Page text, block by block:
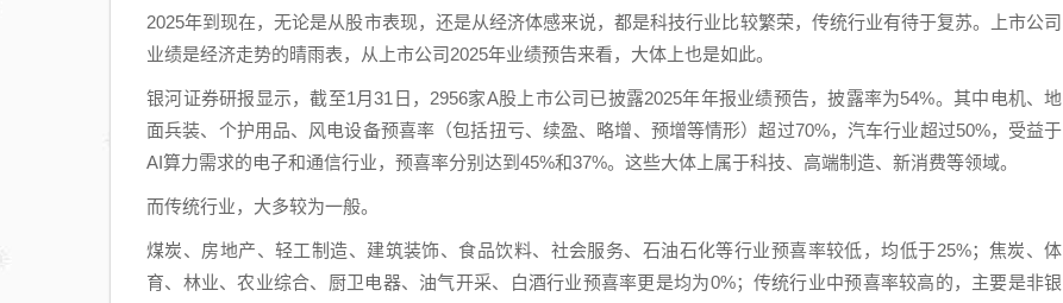
2025年到现在，无论是从股市表现，还是从经济体感来说，都是科技行业比较繁荣，传统行业有待于复苏。上市公司
业绩是经济走势的晴雨表，从上市公司2025年业绩预告来看，大体上也是如此。
银河证券研报显示，截至1月31日，2956家A股上市公司已披露2025年年报业绩预告，披露率为54%。其中电机、地
面兵装、个护用品、风电设备预喜率（包括扭亏、续盈、略增、预增等情形）超过70%，汽车行业超过50%，受益于
AI算力需求的电子和通信行业，预喜率分别达到45%和37%。这些大体上属于科技、高端制造、新消费等领域。
而传统行业，大多较为一般。
煤炭、房地产、轻工制造、建筑装饰、食品饮料、社会服务、石油石化等行业预喜率较低，均低于25%；焦炭、体
育、林业、农业综合、厨卫电器、油气开采、白酒行业预喜率更是均为0%；传统行业中预喜率较高的，主要是非银